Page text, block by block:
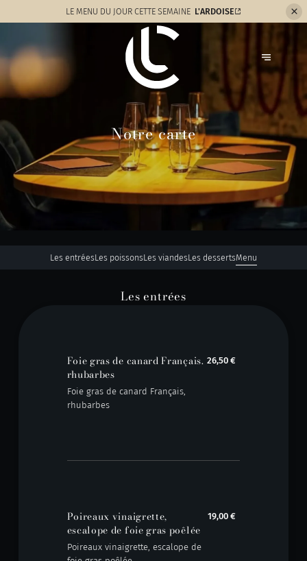
LE MENU DU JOUR CETTE SEMAINE L'ARDOISE
Notre carte
Les entréesLes poissonsLes viandesLes dessertsMenu
Les entrées
Foie gras de canard Français.
rhubarbes
Foie gras de canard Français,
rhubarbes
26,50 €
Poireaux vinaigrette,
escalope de foie gras poêlée
Poireaux vinaigrette, escalope de
19,00 €